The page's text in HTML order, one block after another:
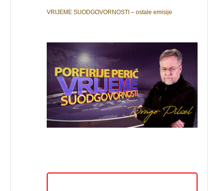
VRIJEME SUODGOVORNOSTI – ostale emisije